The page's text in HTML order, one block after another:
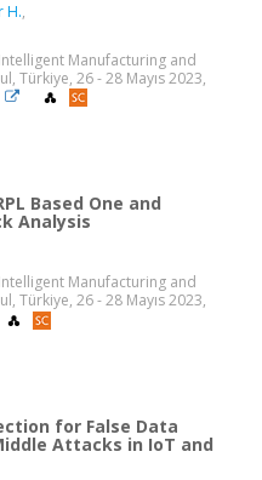
H.,
Manufacturing and
Türkiye, 26 - 28 Mayıs 2023,
Based One and
Analysis
Manufacturing and
Türkiye, 26 - 28 Mayıs 2023,
for False Data
Attacks in IoT and